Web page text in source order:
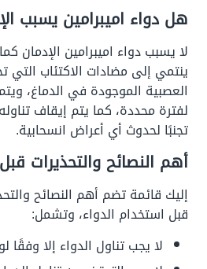
هل دواء اميبرامين يسبب
لا يسبب دواء اميبرامين الإدمان
ينتمي إلى مضادات الاكتئاب التي
العصبية الموجودة في الدماغ،
لفترة محددة، كما يتم إيقاف
تجنبًا لحدوث أي أعراض انسحابية.
أهم النصائح والتحذيرات
إليك قائمة تضم أهم النصائح
قبل استخدام الدواء، وتشمل:
لا يجب تناول الدواء إلا